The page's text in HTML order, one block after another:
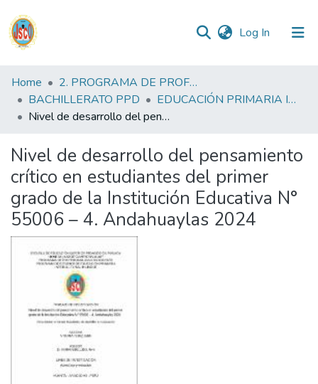
Log In (current)
Communities
&
Collections
Statistics
Reglamento
Formatos
Manuales
Home
2. PROGRAMA DE PROFESIONALIZACIÓN DOCENTE
BACHILLERATO PPD
EDUCACIÓN PRIMARIA INTERCULTURAL BILINGUE PPD
Nivel de desarrollo del pensamiento crítico en estudiantes del primer grado de la Institución Educativa N° 55006 – 4. Andahuaylas 2024
Nivel de desarrollo del pensamiento
crítico en estudiantes del primer
grado de la Institución Educativa N°
55006 – 4. Andahuaylas 2024